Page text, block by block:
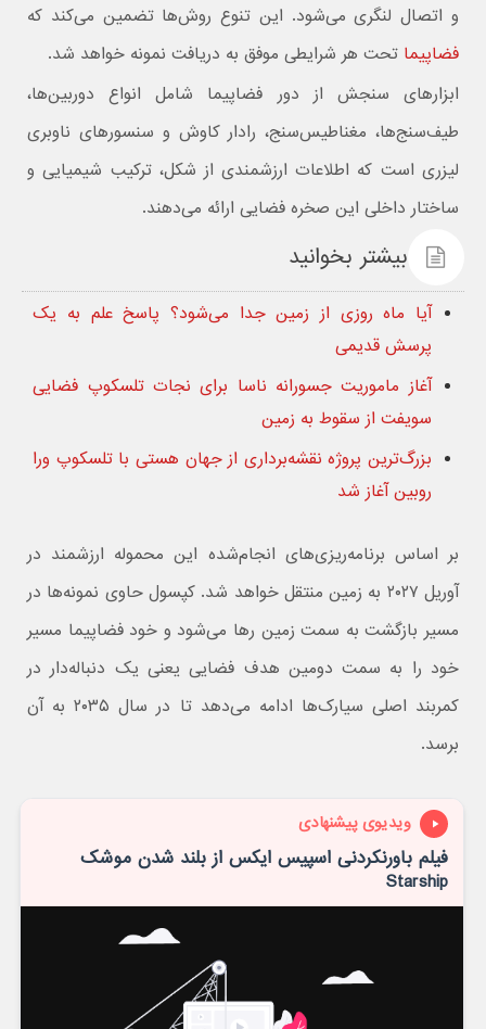
و اتصال لنگری می‌شود. این تنوع روش‌ها تضمین می‌کند که
فضاپیما تحت هر شرایطی موفق به دریافت نمونه خواهد شد.
ابزارهای سنجش از دور فضاپیما شامل انواع دوربین‌ها،
طیف‌سنج‌ها، مغناطیس‌سنج، رادار کاوش و سنسورهای ناوبری
لیزری است که اطلاعات ارزشمندی از شکل، ترکیب شیمیایی و
ساختار داخلی این صخره فضایی ارائه می‌دهند.
بیشتر بخوانید
آیا ماه روزی از زمین جدا می‌شود؟ پاسخ علم به یک
پرسش قدیمی
آغاز ماموریت جسورانه ناسا برای نجات تلسکوپ فضایی
سویفت از سقوط به زمین
بزرگ‌ترین پروژه نقشه‌برداری از جهان هستی با تلسکوپ ورا
روبین آغاز شد
بر اساس برنامه‌ریزی‌های انجام‌شده این محموله ارزشمند در
آوریل ۲۰۲۷ به زمین منتقل خواهد شد. کپسول حاوی نمونه‌ها در
مسیر بازگشت به سمت زمین رها می‌شود و خود فضاپیما مسیر
خود را به سمت دومین هدف فضایی یعنی یک دنباله‌دار در
کمربند اصلی سیارک‌ها ادامه می‌دهد تا در سال ۲۰۳۵ به آن
برسد.
ویدیوی پیشنهادی
فیلم باورنکردنی اسپیس ایکس از بلند شدن موشک
Starship